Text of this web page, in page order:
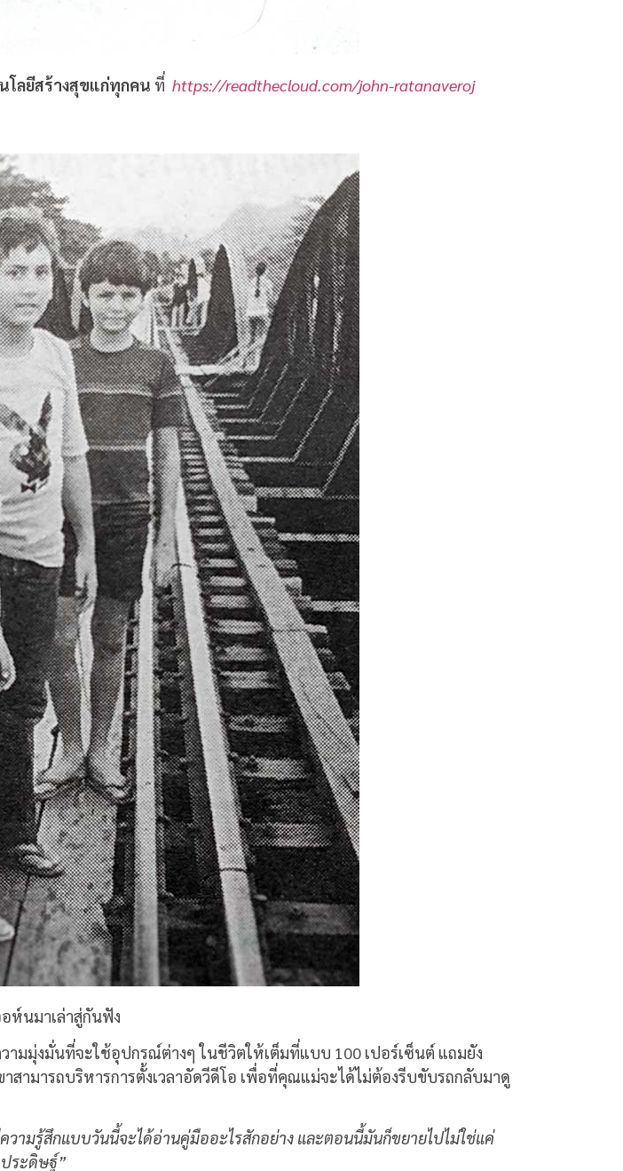
โลยีสร้างสุขแก่ทุกคน ที่ https://readthecloud.com/john-ratanaveroj
อห์นมาเล่าสู่กันฟัง
มมุ่งมั่นที่จะใช้อุปกรณ์ต่างๆ ในชีวิตให้เต็มที่แบบ 100 เปอร์เซ็นต์ แถมยัง
ามารถบริหารการตั้งเวลาอัดวีดีโอ เพื่อที่คุณแม่จะได้ไม่ต้องรีบขับรถกลับมาดู
มรู้สึกแบบวันนี้จะได้อ่านคู่มืออะไรสักอย่าง และตอนนี้มันก็ขยายไปไม่ใช่แค่
ระดิษฐ์”